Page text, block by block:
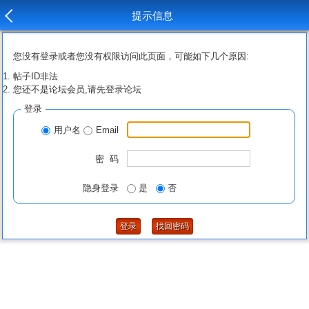
提示信息
您没有登录或者您没有权限访问此页面，可能如下几个原因:
帖子ID非法
您还不是论坛会员,请先登录论坛
登录
用户名 Email
密 码
隐身登录 是 否